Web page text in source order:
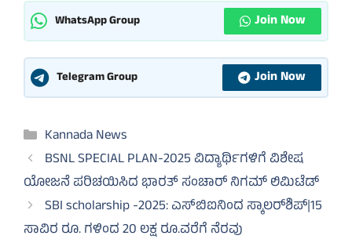
WhatsApp Group Join Now
Telegram Group Join Now
Categories
Kannada News
BSNL SPECIAL PLAN-2025 ವಿದ್ಯಾರ್ಥಿಗಳಿಗೆ ವಿಶೇಷ
ಯೋಜನೆ ಪರಿಚಯಿಸಿದ ಭಾರತ್ ಸಂಚಾರ್ ನಿಗಮ್ ಲಿಮಿಟೆಡ್
SBI scholarship -2025: ಎಸ್‌ಬಿಐನಿಂದ ಸ್ಕಾಲರ್‌ಶಿಪ್|15
ಸಾವಿರ ರೂ. ಗಳಿಂದ 20 ಲಕ್ಷ ರೂ.ವರೆಗೆ ನೆರವು